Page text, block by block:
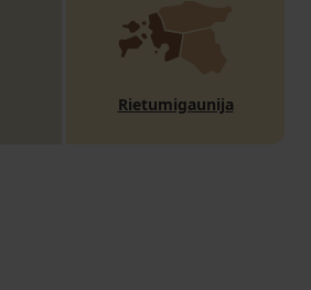
Rietumigaunija